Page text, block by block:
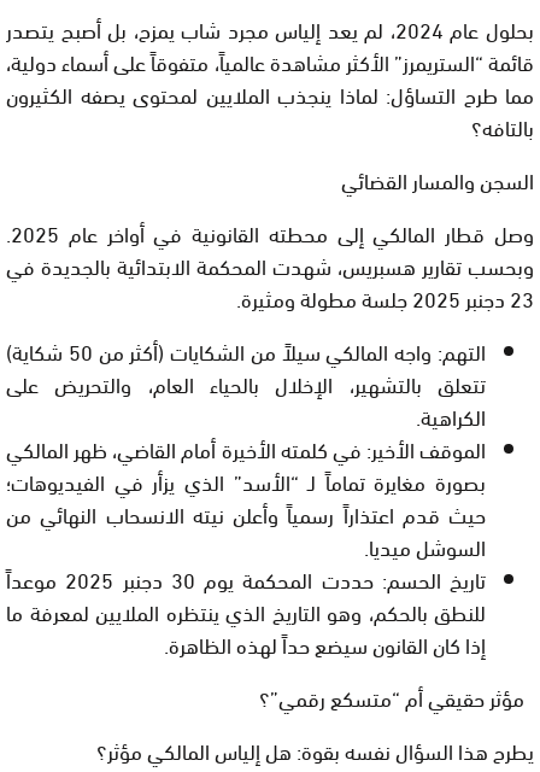
بحلول عام 2024، لم يعد إلياس مجرد شاب يمزح، بل أصبح يتصدر
قائمة “الستريمرز” الأكثر مشاهدة عالمياً، متفوقاً على أسماء دولية،
مما طرح التساؤل: لماذا ينجذب الملايين لمحتوى يصفه الكثيرون
بالتافه؟
السجن والمسار القضائي
وصل قطار المالكي إلى محطته القانونية في أواخر عام 2025.
وبحسب تقارير هسبريس، شهدت المحكمة الابتدائية بالجديدة في
23 دجنبر 2025
جلسة مطولة ومثيرة.
التهم:
واجه المالكي سيلاً من الشكايات (أكثر من 50 شكاية)
تتعلق بالتشهير، الإخلال بالحياء العام، والتحريض على
الكراهية.
الموقف الأخير:في كلمته الأخيرة أمام القاضي، ظهر المالكي
بصورة مغايرة تماماً لـ “الأسد” الذي يزأر في الفيديوهات؛
حيث قدم اعتذاراً رسمياً وأعلن نيته الانسحاب النهائيمن
السوشل ميديا.
تاريخ الحسم: حددت المحكمة يوم 30 دجنبر 2025
موعداً
للنطق بالحكم، وهو التاريخ الذي ينتظره الملايين لمعرفة ما
إذا كان القانون سيضع حداً لهذه الظاهرة.
مؤثر حقيقي أم “متسكع رقمي”؟
يطرح هذا السؤال نفسه بقوة: هل إلياس المالكي مؤثر؟